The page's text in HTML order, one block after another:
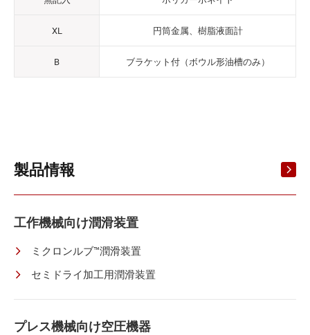
製品情報
工作機械向け潤滑装置
ミクロンルブ™潤滑装置
セミドライ加工用潤滑装置
プレス機械向け空圧機器
XL 円筒金属、樹脂液面計
B ブラケット付（ボウル形油槽のみ）